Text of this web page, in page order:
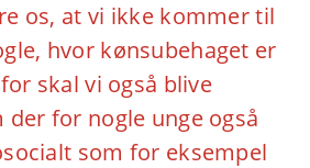
os, at vi ikke kommer til
hvor kønsubehaget er
skal vi også blive
der for nogle unge også
som for eksempel